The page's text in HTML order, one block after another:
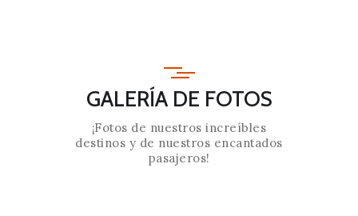
GALERÍA DE FOTOS
¡Fotos de nuestros increíbles
destinos y de nuestros encantados
pasajeros!